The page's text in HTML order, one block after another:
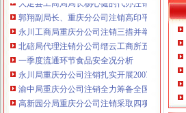
郭翔副局长、重庆分公司注销高印平副巡视
永川工商局重庆分公司注销三措并举着力规范
北碚局代理注销分公司缙云工商所五项措施推
一季度流通环节食品安全况分析
永川局重庆分公司注销扎实开展2007红盾护农
渝中局重庆分公司注销全力筹备全国二十城区
高新园分局重庆分公司注销采取四项措施提高
永川区出台实施品牌战略措施